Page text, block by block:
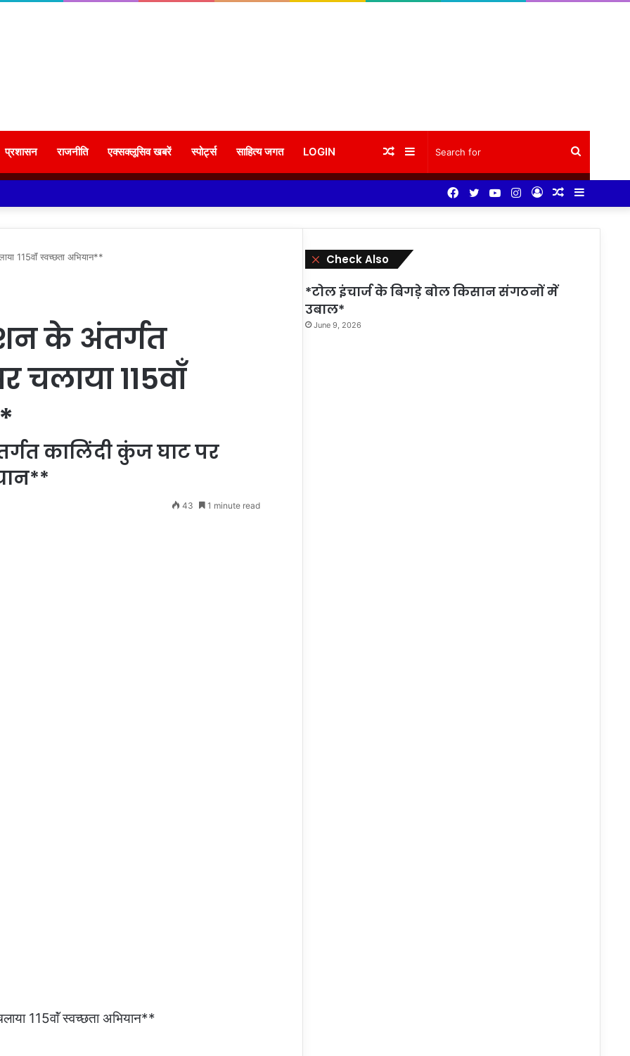
प्रशासन राजनीति एक्सक्लूसिव खबरें स्पोर्ट्स साहित्य जगत LOGIN Search
for
Sidebar
Random
Sidebar
Random
Log
Instagram
YouTube
Twitter
Facebook
115वाॅं स्वच्छता अभियान**
के अंतर्गत
चलाया 115वाॅं
कालिंदी कुंज घाट पर
43 1 minute read
115वाॅं स्वच्छता अभियान**
Check Also
Close
*टोल इंचार्ज के बिगड़े बोल किसान संगठनों में
उबाल*
June 9, 2026